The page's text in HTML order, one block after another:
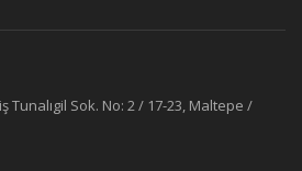
Tunalıgil Sok. No: 2 / 17-23, Maltepe /